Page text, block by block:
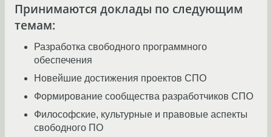
Принимаются доклады по следующим
темам:
Разработка свободного программного
обеспечения
Новейшие достижения проектов СПО
Формирование сообщества разработчиков СПО
Философские, культурные и правовые аспекты
свободного ПО